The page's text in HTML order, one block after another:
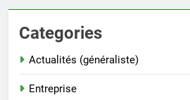
Categories
Actualités (généraliste)
Entreprise